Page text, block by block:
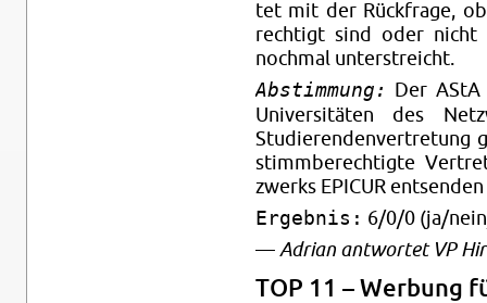
tet mit der Rück­fra­ge,
rech­tigt sind oder nicht
noch­mal un­ter­streicht.
Abstimmung:
Der
Univ­ersitäten des
Studierenden­vertretung
stimm­be­rech­tig­te
zwerks EPI­CUR
Ergebnis: 6/0/0 (ja/
— Adri­an ant­wor­tet VP
TOP 11 – Wer­bung